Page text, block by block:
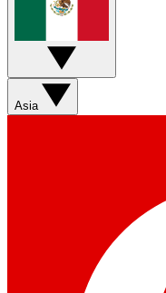
Asia